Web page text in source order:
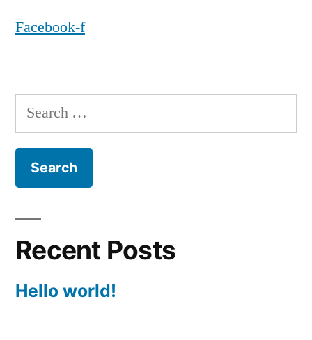
Facebook-f
Search
for:
Recent Posts
Hello world!